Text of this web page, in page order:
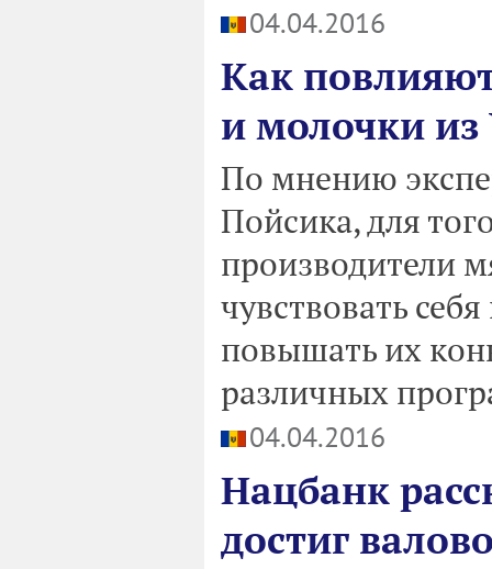
04.04.2016
Как
и молочки
По мнению
Пойсика, для
производители
чувствовать
повышать их
различных
04.04.2016
Нацбанк
достиг